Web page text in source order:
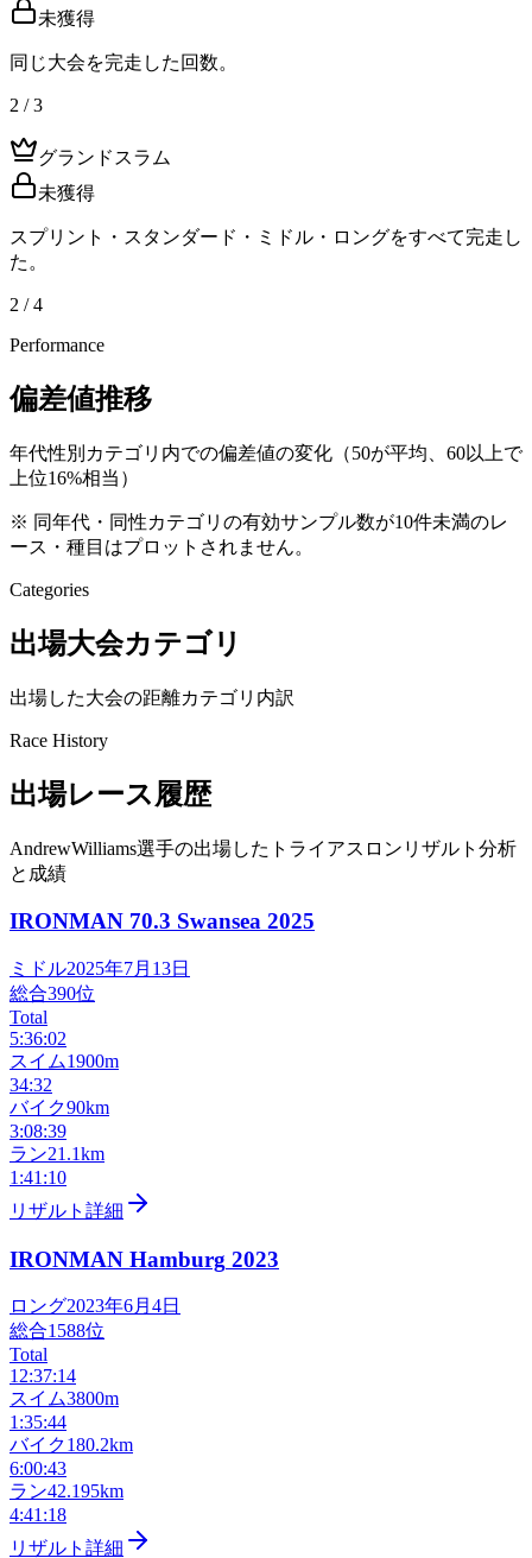
未獲得
同じ大会を完走した回数。
2 / 3
グランドスラム
未獲得
スプリント・スタンダード・ミドル・ロングをすべて完走し
た。
2 / 4
Performance
偏差値推移
年代性別カテゴリ内での偏差値の変化（50が平均、60以上で
上位16%相当）
※ 同年代・同性カテゴリの有効サンプル数が10件未満のレ
ース・種目はプロットされません。
Categories
出場大会カテゴリ
出場した大会の距離カテゴリ内訳
Race History
出場レース履歴
AndrewWilliams選手の出場したトライアスロンリザルト分析
と成績
IRONMAN 70.3 Swansea 2025
ミドル2025年7月13日
総合390位
Total
5:36:02
スイム1900m
34:32
バイク90km
3:08:39
ラン21.1km
1:41:10
リザルト詳細
IRONMAN Hamburg 2023
ロング2023年6月4日
総合1588位
Total
12:37:14
スイム3800m
1:35:44
バイク180.2km
6:00:43
ラン42.195km
4:41:18
リザルト詳細